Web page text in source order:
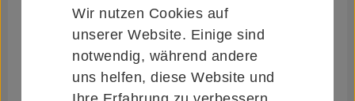
Wir nutzen Cookies auf
unserer Website. Einige sind
notwendig, während andere
uns helfen, diese Website und